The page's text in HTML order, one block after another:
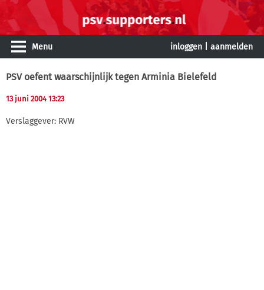
Menu inloggen aanmelden
PSV oefent waarschijnlijk tegen Arminia Bielefeld
13 juni 2004 13:23
Verslaggever: RVW